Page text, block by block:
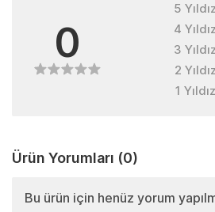
0
5 Yıldız
4 Yıldız
3 Yıldız
2 Yıldız
1 Yıldız
Ürün Yorumları (0)
Bu ürün için henüz yorum